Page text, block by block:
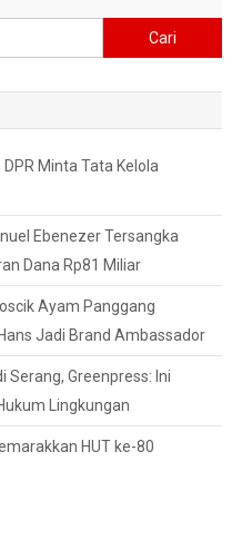
untuk:
Minta Tata Kelola
Ebenezer Tersangka
Dana Rp81 Miliar
Ayam Panggang
Jadi Brand Ambassador
Serang, Greenpress: Ini
Lingkungan
HUT ke-80